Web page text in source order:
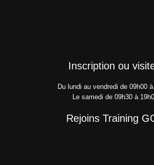
Inscription ou
Du lundi au vendredi de 09h00
Le samedi de 09h30 à
Rejoins Training